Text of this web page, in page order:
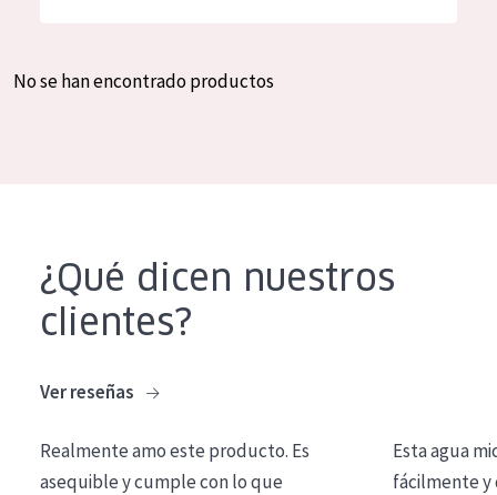
Crema de día
Crema de noche
Limpieza
Spanish
No se han encontrado productos
¿Qué dicen nuestros
clientes?
Ver reseñas
Realmente amo este producto. Es
asequible y cumple con lo que
Esta agua
fácilmente y